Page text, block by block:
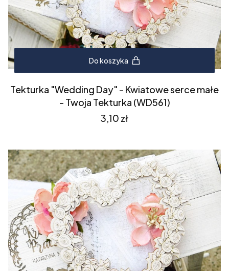
Do koszyka
Tekturka "Wedding Day" - Kwiatowe serce małe
- Twoja Tekturka (WD561)
Cena
3,10 zł